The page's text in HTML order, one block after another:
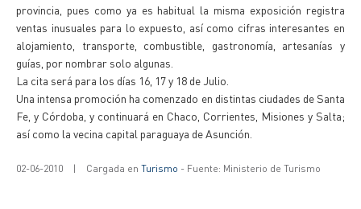
provincia, pues como ya es habitual la misma exposición registra
ventas inusuales para lo expuesto, así como cifras interesantes en
alojamiento, transporte, combustible, gastronomía, artesanías y
guías, por nombrar solo algunas.
La cita será para los días 16, 17 y 18 de Julio.
Una intensa promoción ha comenzado en distintas ciudades de Santa
Fe, y Córdoba, y continuará en Chaco, Corrientes, Misiones y Salta;
así como la vecina capital paraguaya de Asunción.
02-06-2010 | Cargada en Turismo - Fuente: Ministerio de Turismo